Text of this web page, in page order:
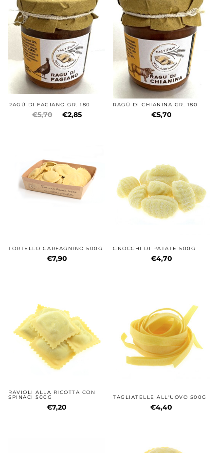
RAGÙ DI FAGIANO GR. 180
€5,70 €2,85
RAGÙ DI CHIANINA GR. 180
€5,70
TORTELLO GARFAGNINO 500G
€7,90
GNOCCHI DI PATATE 500G
€4,70
RAVIOLI ALLA RICOTTA CON
SPINACI 500G
€7,20
TAGLIATELLE ALL'UOVO 500G
€4,40